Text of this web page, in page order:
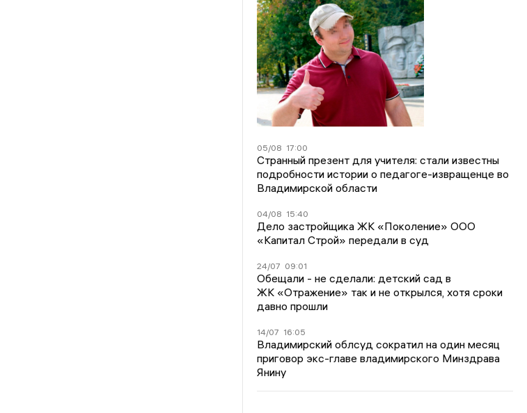
05/08 17:00
Странный презент для учителя: стали известны
подробности истории о педагоге-извращенце во
Владимирской области
04/08 15:40
Дело застройщика ЖК «Поколение» ООО
«Капитал Строй» передали в суд
24/07 09:01
Обещали - не сделали: детский сад в
ЖК «Отражение» так и не открылся, хотя сроки
давно прошли
14/07 16:05
Владимирский облсуд сократил на один месяц
приговор экс-главе владимирского Минздрава
Янину